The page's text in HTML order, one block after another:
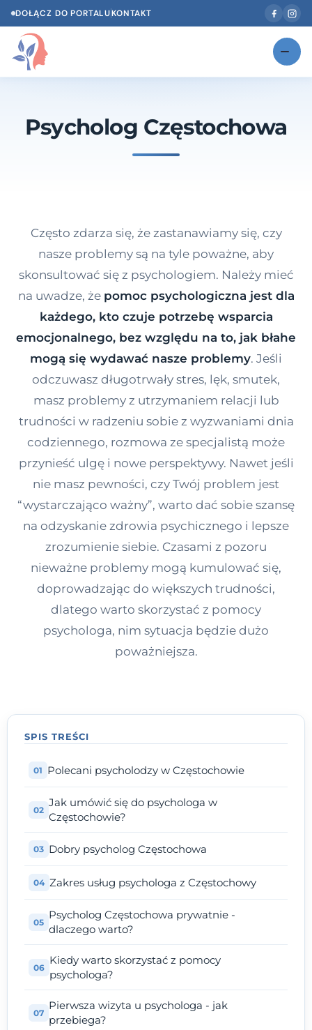
DOŁĄCZ DO PORTALUKONTAKT
GabinetyNOWOŚĆ
Dawka wiedzy
Kontakt
Dołącz do portalu
Psycholog Częstochowa
Często zdarza się, że zastanawiamy się, czy
nasze problemy są na tyle poważne, aby
skonsultować się z psychologiem. Należy mieć
na uwadze, że pomoc psychologiczna jest dla
każdego, kto czuje potrzebę wsparcia
emocjonalnego, bez względu na to, jak błahe
mogą się wydawać nasze problemy. Jeśli
odczuwasz długotrwały stres, lęk, smutek,
masz problemy z utrzymaniem relacji lub
trudności w radzeniu sobie z wyzwaniami dnia
codziennego, rozmowa ze specjalistą może
przynieść ulgę i nowe perspektywy. Nawet jeśli
nie masz pewności, czy Twój problem jest
“wystarczająco ważny”, warto dać sobie szansę
na odzyskanie zdrowia psychicznego i lepsze
zrozumienie siebie. Czasami z pozoru
nieważne problemy mogą kumulować się,
doprowadzając do większych trudności,
dlatego warto skorzystać z pomocy
psychologa, nim sytuacja będzie dużo
poważniejsza.
SPIS TREŚCI
Polecani psycholodzy w Częstochowie
Jak umówić się do psychologa w
Częstochowie?
Dobry psycholog Częstochowa
Zakres usług psychologa z Częstochowy
Psycholog Częstochowa prywatnie -
dlaczego warto?
Kiedy warto skorzystać z pomocy
psychologa?
Pierwsza wizyta u psychologa - jak
przebiega?